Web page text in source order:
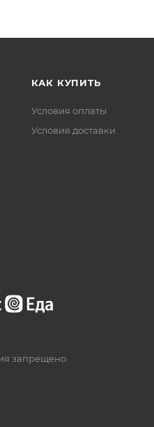
КАК КУПИТЬ
Условия оплаты
Условия доставки
запрещено.